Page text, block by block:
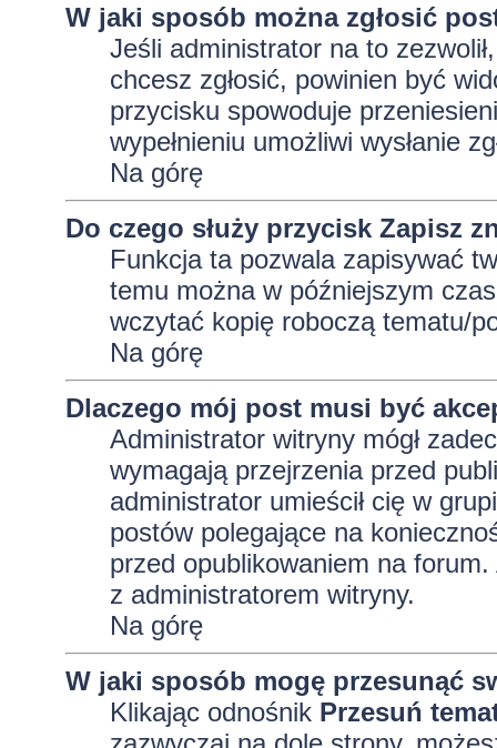
W jaki sposób można zgłosić
Jeśli administrator na to
chcesz zgłosić, powinien być
przycisku spowoduje
wypełnieniu umożliwi wysłanie
Na górę
Do czego służy przycisk Zapisz
Funkcja ta pozwala zapisywać
temu można w późniejszym
wczytać kopię roboczą tematu/
Na górę
Dlaczego mój post musi być
Administrator witryny mógł
wymagają przejrzenia przed
administrator umieścił cię w
postów polegające na
przed opublikowaniem na
z administratorem witryny.
Na górę
W jaki sposób mogę przesunąć
Klikając odnośnik Przesuń